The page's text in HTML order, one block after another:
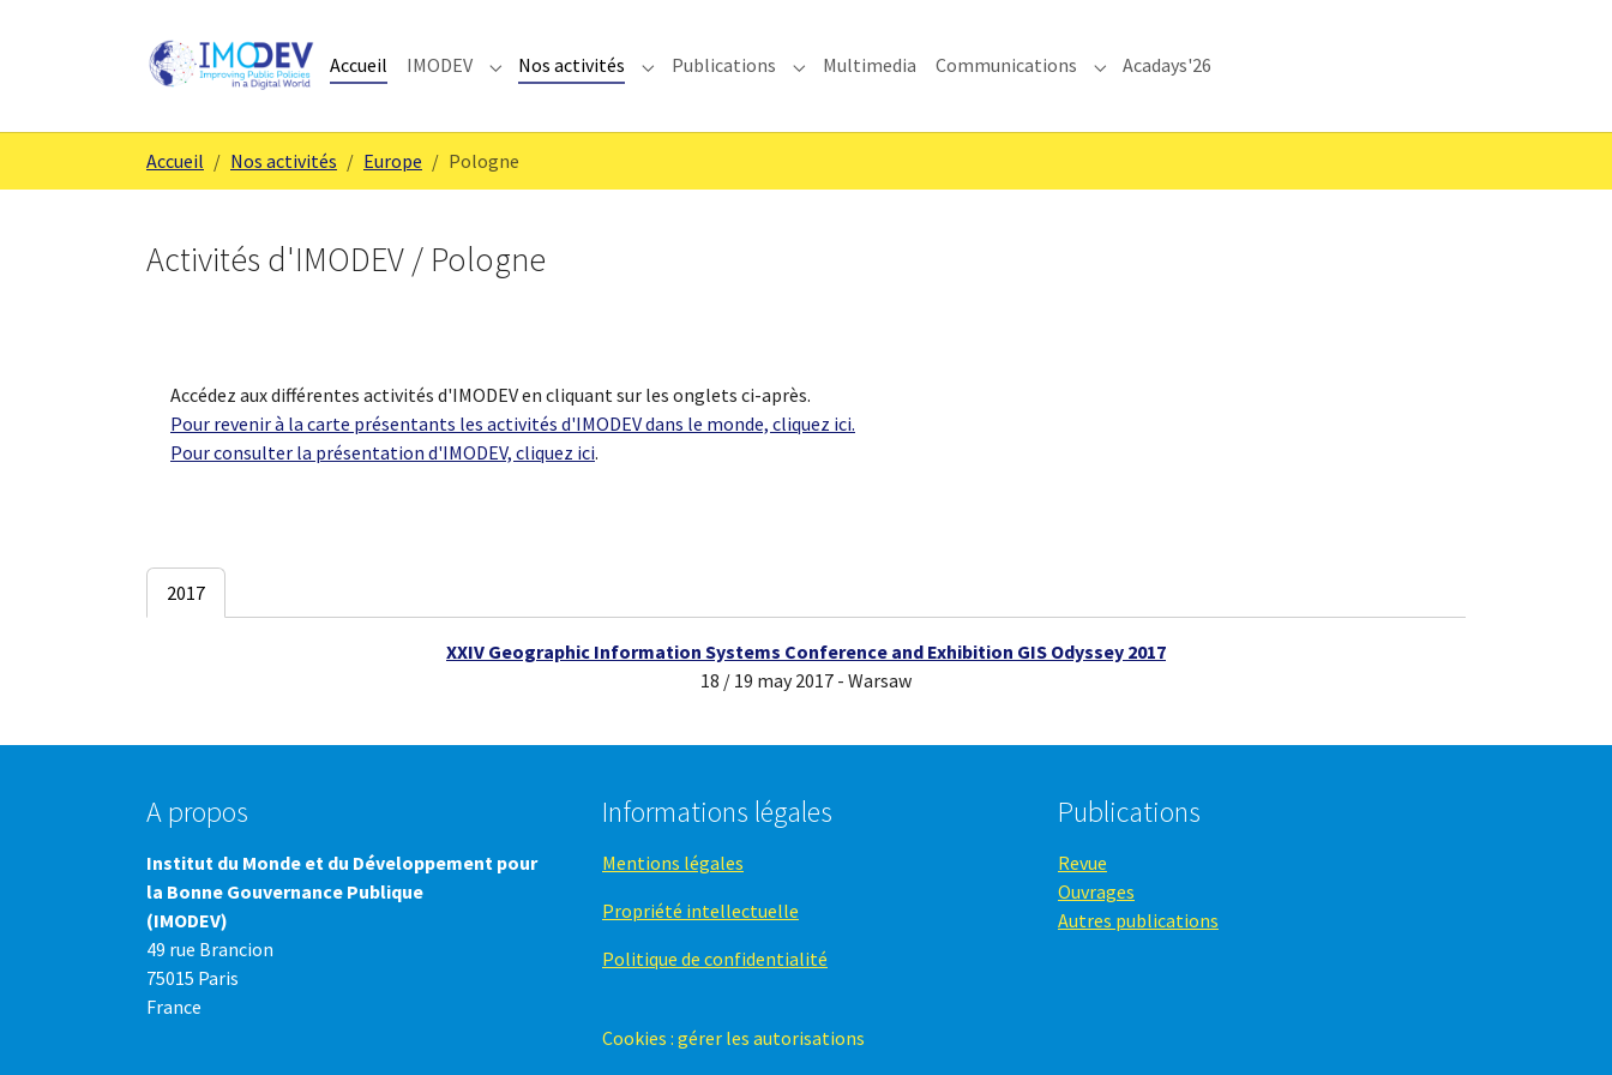
Accueil IMODEV Submenu for "IMODEV"
Nos activités Submenu for "Nos activités"
Publications Submenu for "Publications"
Multimedia Communications Submenu for "Communications"
Acadays'26
Accueil Nos activités Europe Pologne
Activités d'IMODEV / Pologne
Accédez aux différentes activités d'IMODEV en cliquant sur les onglets ci-après.
Pour revenir à la carte présentants les activités d'IMODEV dans le monde, cliquez ici.
Pour consulter la présentation d'IMODEV, cliquez ici.
2017
XXIV Geographic Information Systems Conference and Exhibition GIS Odyssey 2017
18 / 19 may 2017 - Warsaw
A propos
Institut du Monde et du Développement pour
la Bonne Gouvernance Publique
(IMODEV)
49 rue Brancion
75015 Paris
France
Informations légales
Mentions légales
Propriété intellectuelle
Politique de confidentialité
Cookies : gérer les autorisations
Publications
Revue
Ouvrages
Autres publications